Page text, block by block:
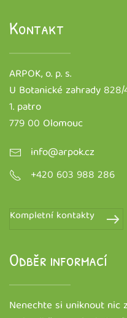
Kontakt
ARPOK, o. p. s.
U Botanické zahrady 828/
1. patro
779 00 Olomouc
info@arpok.cz
+420 603 988 286
Kompletní kontakty
Odběr informací
Nenechte si uniknout nic